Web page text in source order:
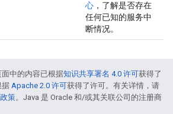
心 ，了解是否存在
任何已知的服务中
断情况。
中的内容已根据知识共享署名 4.0 许可获得了
据 Apache 2.0 许可获得了许可。有关详情，请
策。Java 是 Oracle 和/或其关联公司的注册商